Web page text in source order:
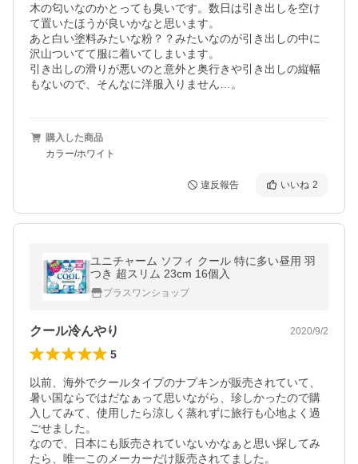
木の匂いなのかとっても臭いです。数日は引き出しを空け
て置いたほうが良いかなと思います。
あと白い塗料みたいな粉？？みたいなのが引き出しの中に
沢山ついてて服に着いてしまいます。
引き出しの滑りが悪いのと意外と奥行きや引き出しの縦幅
もないので、そんなに洋服入りません…。
購入した商品
カラー/ホワイト
違反報告 いいね 2
ユニチャーム ソフィ クール 特に多い昼用 羽
つき 超スリム 23cm 16個入
プラスワンショップ
クール冷んやり 2020/9/2
5
以前、海外でクールタイプのナプキンが販売されていて、
暑い国ならではだなぁって思いながら、珍しかったので購
入してみて、使用したら涼しく蒸れずに旅行も心地よく過
ごせました。
なので、日本にも販売されていないかなぁと思い探してみ
たら、唯一このメーカーだけ販売されてました。